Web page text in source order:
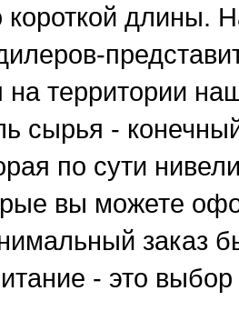
длины.
территории
сырья -
по сути
вы можете
заказ
- это